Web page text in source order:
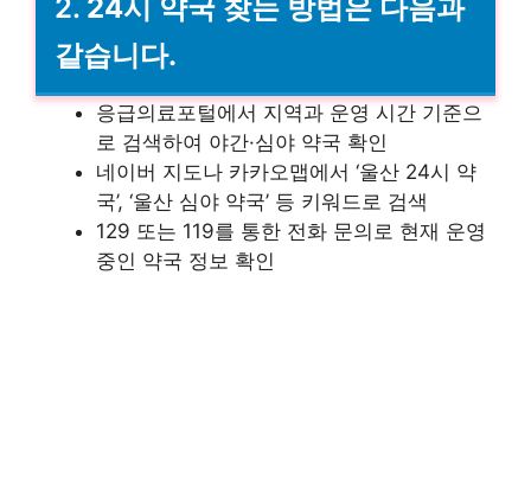
2. 24시 약국 찾는 방법은 다음과
같습니다.
응급의료포털에서 지역과 운영 시간 기준으
로 검색하여 야간·심야 약국 확인
네이버 지도나 카카오맵에서 ‘울산 24시 약
국’, ‘울산 심야 약국’ 등 키워드로 검색
129 또는 119를 통한 전화 문의로 현재 운영
중인 약국 정보 확인